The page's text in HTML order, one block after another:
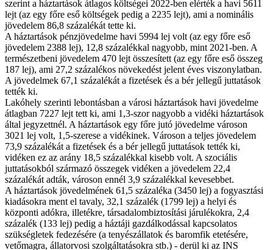
szerint a háztartások átlagos költségei 2022-ben elérték a havi 5611
lejt (az egy főre eső költségek pedig a 2235 lejt), ami a nominális
jövedelem 86,8 százalékát tette ki.
A háztartások pénzjövedelme havi 5994 lej volt (az egy főre eső
jövedelem 2388 lej), 12,8 százalékkal nagyobb, mint 2021-ben. A
természetbeni jövedelem 470 lejt összesített (az egy főre eső összeg
187 lej), ami 27,2 százalékos növekedést jelent éves viszonylatban.
A jövedelmek 67,1 százalékát a fizetések és a bér jellegű juttatások
tették ki.
Lakóhely szerinti lebontásban a városi háztartások havi jövedelme
átlagban 7227 lejt tett ki, ami 1,3-szor nagyobb a vidéki háztartások
által jegyzettnél. A háztartások egy főre jutó jövedelme városon
3021 lej volt, 1,5-szerese a vidékinek. Városon a teljes jövedelem
73,9 százalékát a fizetések és a bér jellegű juttatások tették ki,
vidéken ez az arány 18,5 százalékkal kisebb volt. A szociális
juttatásokból származó összegek vidéken a jövedelem 22,4
százalékát adták, városon ennél 3,9 százalékkal kevesebbet.
A háztartások jövedelmének 61,5 százaléka (3450 lej) a fogyasztási
kiadásokra ment el tavaly, 32,1 százalék (1799 lej) a helyi és
központi adókra, illetékre, társadalombiztosítási járulékokra, 2,4
százalék (133 lej) pedig a háztáji gazdálkodással kapcsolatos
szükségletek fedezésére (a tenyészállatok és baromfik etetésére,
vetőmagra, állatorvosi szolgáltatásokra stb.) - derül ki az INS